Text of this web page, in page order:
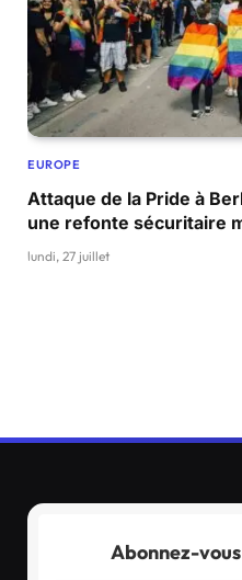
EUROPE
Attaque de la Pride à
une refonte sécuritaire
lundi, 27 juillet
Abonnez-